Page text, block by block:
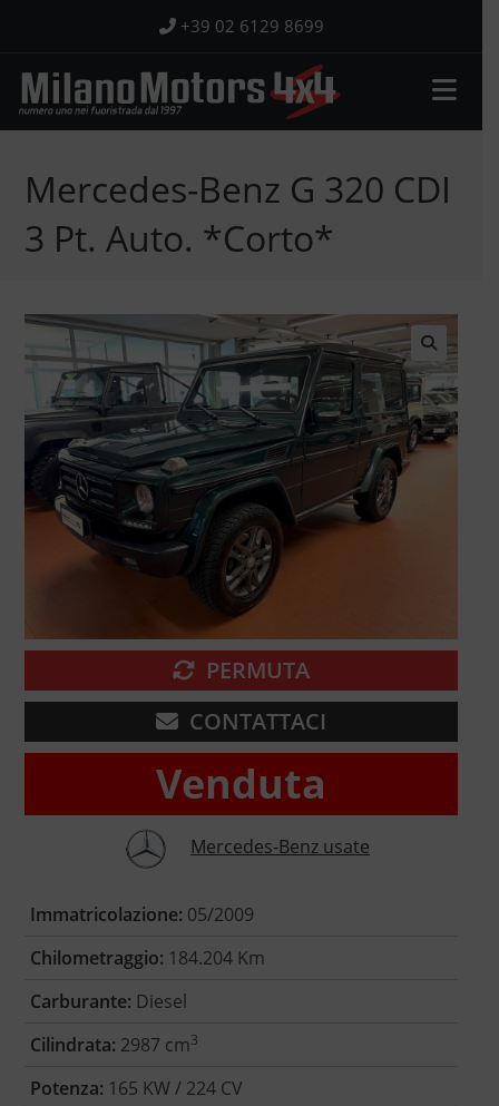
contenuto
+39 02 6129 8699
Mercedes-Benz G 320 CDI
3 Pt. Auto. *Corto*
🔍
PERMUTA
CONTATTACI
Venduta
Mercedes-Benz usate
Immatricolazione: 05/2009
Chilometraggio: 184.204 Km
Carburante: Diesel
Cilindrata: 2987 cm3
Potenza: 165 KW / 224 CV